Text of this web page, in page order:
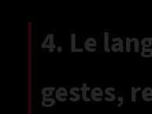
4. Le
gestes,